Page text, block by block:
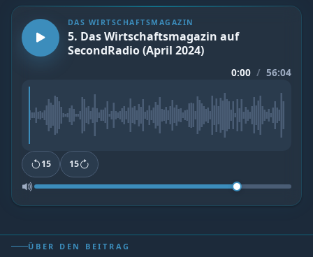
DAS WIRTSCHAFTSMAGAZIN
5. Das Wirtschaftsmagazin auf
SecondRadio (April 2024)
0:00 / 56:04
15 15
ÜBER DEN BEITRAG